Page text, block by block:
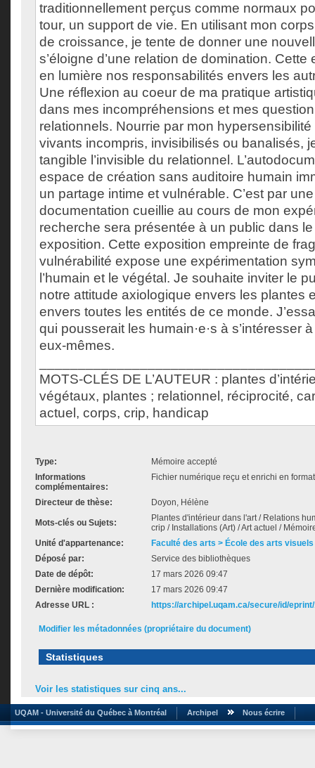
traditionnellement perçus comme normaux
tour, un support de vie. En utilisant mon
de croissance, je tente de donner une
s’éloigne d’une relation de domination.
en lumière nos responsabilités envers les
Une réflexion au coeur de ma pratique
dans mes incompréhensions et mes
relationnels. Nourrie par mon
vivants incompris, invisibilisés ou banalisés,
tangible l’invisible du relationnel.
espace de création sans auditoire humain
un partage intime et vulnérable. C’est par
documentation cueillie au cours de mon
recherche sera présentée à un public dans le
exposition. Cette exposition empreinte de
vulnérabilité expose une expérimentation
l’humain et le végétal. Je souhaite inviter le
notre attitude axiologique envers les plantes
envers toutes les entités de ce monde.
qui pousserait les humain·e·s à s’intéresser
eux-mêmes.
MOTS-CLÉS DE L’AUTEUR : plantes
végétaux, plantes ; relationnel, réciprocité,
actuel, corps, crip, handicap
Type:
Mémoire accepté
Informations
complémentaires:
Fichier numérique reçu et enrichi en
Directeur de thèse: Doyon, Hélène
Mots-clés ou Sujets:
Plantes d'intérieur dans l'art / Relations
crip / Installations (Art) / Art actuel /
Unité d'appartenance:
Faculté des arts > École des arts
Déposé par:
Service des bibliothèques
Date de dépôt:
17 mars 2026 09:47
Dernière modification:
17 mars 2026 09:47
Adresse URL :
https://archipel.uqam.ca/secure/id/
Modifier les métadonnées (propriétaire du document)
Statistiques
Voir les statistiques sur cinq ans...
UQAM - Université du Québec à Montréal Archipel Nous écrire